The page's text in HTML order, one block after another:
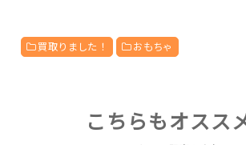
買取りました！ おもちゃ
こちらもオスス